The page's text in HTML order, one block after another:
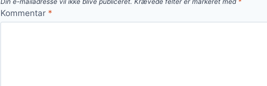
Din e-mailadresse vil ikke blive publiceret. Krævede felter er markeret med *
Kommentar *